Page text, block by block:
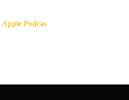
Apple Podcas